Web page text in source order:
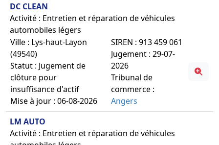
DC CLEAN
Activité : Entretien et réparation de véhicules
automobiles légers
Ville : Lys-haut-Layon
(49540)
Statut : Jugement de
clôture pour
insuffisance d'actif
Mise à jour : 06-08-2026
SIREN : 913 459 061
Jugement : 29-07-
2026
Tribunal de
commerce :
Angers
LM AUTO
Activité : Entretien et réparation de véhicules